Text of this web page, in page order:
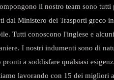
il nostro team sono tutti
dal Ministero dei Trasporti greco
Tutti conoscono l'inglese e
I nostri indumenti sono di
a soddisfare qualsiasi
lavorando con 15 dei migliori